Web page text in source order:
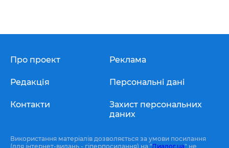
Про проект
Редакція
Контакти
Реклама
Персональні дані
Захист персональних
даних
Використання матеріалів дозволяється за умови посилання
(для інтернет-видань - гіперпосилання) на "Диалог.ua" не